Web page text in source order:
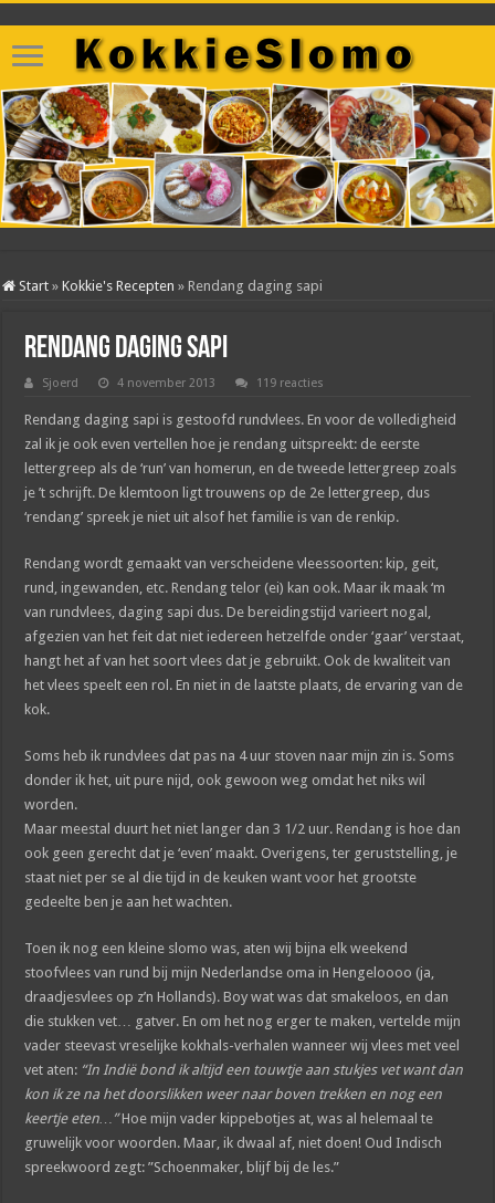
Start » Kokkie's Recepten » Rendang daging sapi
Rendang daging sapi
Sjoerd 4 november 2013 119 reacties
Rendang daging sapi is gestoofd rundvlees. En voor de volledigheid
zal ik je ook even vertellen hoe je rendang uitspreekt: de eerste
lettergreep als de ‘run’ van homerun, en de tweede lettergreep zoals
je ’t schrijft. De klemtoon ligt trouwens op de 2e lettergreep, dus
‘rendang’ spreek je niet uit alsof het familie is van de renkip.
Rendang wordt gemaakt van verscheidene vleessoorten: kip, geit,
rund, ingewanden, etc. Rendang telor (ei) kan ook. Maar ik maak ‘m
van rundvlees, daging sapi dus. De bereidingstijd varieert nogal,
afgezien van het feit dat niet iedereen hetzelfde onder ‘gaar’ verstaat,
hangt het af van het soort vlees dat je gebruikt. Ook de kwaliteit van
het vlees speelt een rol. En niet in de laatste plaats, de ervaring van de
kok.
Soms heb ik rundvlees dat pas na 4 uur stoven naar mijn zin is. Soms
donder ik het, uit pure nijd, ook gewoon weg omdat het niks wil
worden.
Maar meestal duurt het niet langer dan 3 1/2 uur. Rendang is hoe dan
ook geen gerecht dat je ‘even’ maakt. Overigens, ter geruststelling, je
staat niet per se al die tijd in de keuken want voor het grootste
gedeelte ben je aan het wachten.
Toen ik nog een kleine slomo was, aten wij bijna elk weekend
stoofvlees van rund bij mijn Nederlandse oma in Hengeloooo (ja,
draadjesvlees op z’n Hollands). Boy wat was dat smakeloos, en dan
die stukken vet… gatver. En om het nog erger te maken, vertelde mijn
vader steevast vreselijke kokhals-verhalen wanneer wij vlees met veel
vet aten: “In Indië bond ik altijd een touwtje aan stukjes vet want dan
kon ik ze na het doorslikken weer naar boven trekken en nog een
keertje eten…”Hoe mijn vader kippebotjes at, was al helemaal te
gruwelijk voor woorden. Maar, ik dwaal af, niet doen! Oud Indisch
spreekwoord zegt: ”Schoenmaker, blijf bij de les.”